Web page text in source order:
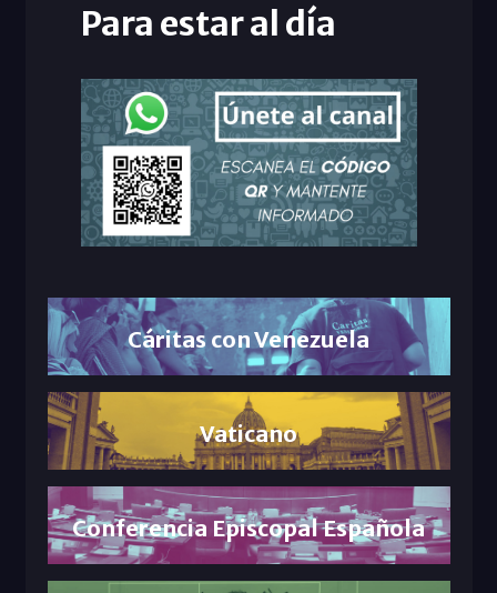
Para estar al día
Cáritas con Venezuela
Vaticano
Conferencia Episcopal Española